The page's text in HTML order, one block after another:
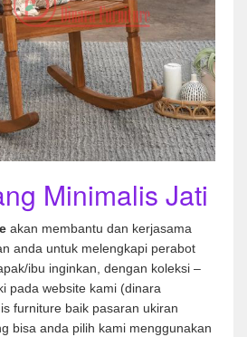
Minimalis Jati
akan membantu dan kerjasama
anda untuk melengkapi perabot
ibu inginkan, dengan koleksi –
pada website kami (dinara
furniture baik pasaran ukiran
bisa anda pilih kami menggunakan